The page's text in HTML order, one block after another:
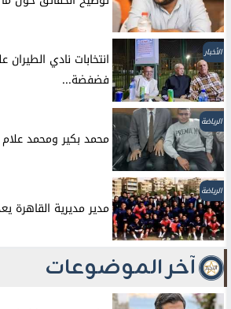
الأخبار
انتخابات نادي
فضفضة...
الرياضة
محمد بكير ومحمد
الرياضة
مدير مديرية القاهرة
آخر الموضوعات